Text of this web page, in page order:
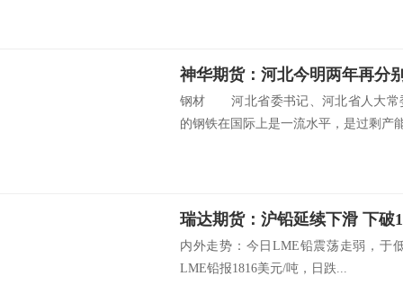
神华期货：河北今明两年再分
钢材 河北省委书记、河北省人大常
的钢铁在国际上是一流水平，是过剩产
瑞达期货：沪铅延续下滑 下破
内外走势：今日LME铅震荡走弱，于
LME铅报1816美元/吨，日跌...